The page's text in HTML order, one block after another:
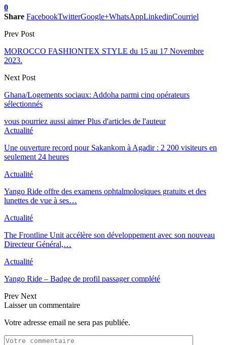
0
Share FacebookTwitterGoogle+WhatsAppLinkedinCourriel
Prev Post
MOROCCO FASHIONTEX STYLE du 15 au 17 Novembre
2023.
Next Post
Ghana/Logements sociaux: Addoha parmi cinq opérateurs
sélectionnés
vous pourriez aussi aimer Plus d'articles de l'auteur
Actualité
Une ouverture record pour Sakankom à Agadir : 2 200 visiteurs en
seulement 24 heures
Actualité
Yango Ride offre des examens ophtalmologiques gratuits et des
lunettes de vue à ses…
Actualité
The Frontline Unit accélère son développement avec son nouveau
Directeur Général,…
Actualité
Yango Ride – Badge de profil passager complété
Prev Next
Laisser un commentaire
Votre adresse email ne sera pas publiée.